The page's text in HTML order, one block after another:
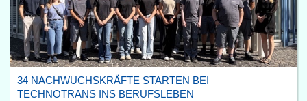
34 NACHWUCHSKRÄFTE STARTEN BEI
TECHNOTRANS INS BERUFSLEBEN